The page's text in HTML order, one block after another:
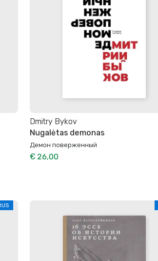
Dmitry Bykov
Nugalėtas demonas
Демон поверженный
€ 26,00